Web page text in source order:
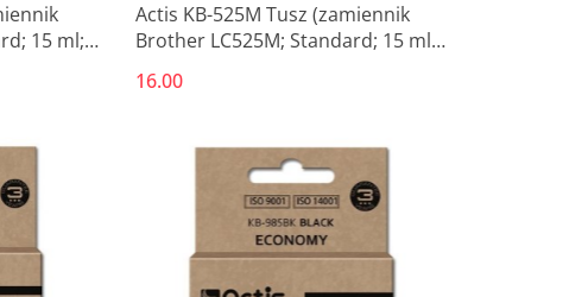
15 ml;
Actis KB-525M Tusz (zamiennik
Brother LC525M; Standard; 15 ml;
czerwony)
16.00